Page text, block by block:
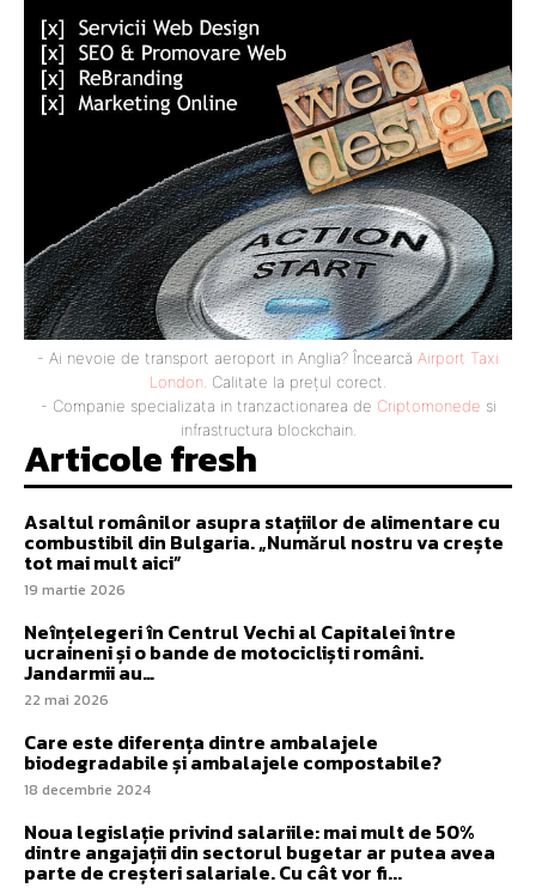
- Ai nevoie de transport aeroport in Anglia? Încearcă Airport Taxi
London . Calitate la prețul corect.
- Companie specializata in tranzactionarea de Criptomonede si
infrastructura blockchain.
Articole fresh
Asaltul românilor asupra stațiilor de alimentare cu
combustibil din Bulgaria. „Numărul nostru va crește
tot mai mult aici”
19 martie 2026
Neînțelegeri în Centrul Vechi al Capitalei între
ucraineni și o bande de motocicliști români.
Jandarmii au…
22 mai 2026
Care este diferența dintre ambalajele
biodegradabile și ambalajele compostabile?
18 decembrie 2024
Noua legislație privind salariile: mai mult de 50%
dintre angajații din sectorul bugetar ar putea avea
parte de creșteri salariale. Cu cât vor fi...